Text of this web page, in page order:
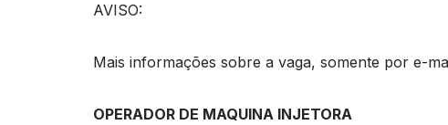
AVISO:
Mais informações sobre a vaga, somente por e-
OPERADOR DE MAQUINA INJETORA